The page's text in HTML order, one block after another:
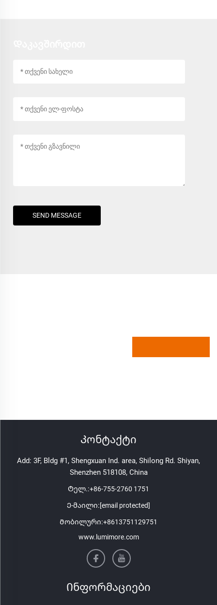
SEND MESSAGE
Კონტაქტი
Add: 3F, Bldg #1, Shengxuan Ind. area, Shilong Rd. Shiyan,
Shenzhen 518108, China
Ტელ.:+86-755-2760 1751
Ე-მაილი:[email protected]
Მობილური:+8613751129751
www.lumimore.com
Ინფორმაციები